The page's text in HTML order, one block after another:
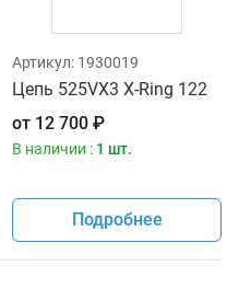
Артикул: 1930019
Цепь 525VX3 X-Ring 122
от 12 700 ₽
В наличии : 1 шт.
Подробнее